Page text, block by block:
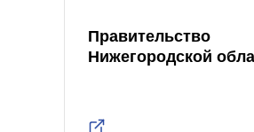
Правительство
Нижегородской